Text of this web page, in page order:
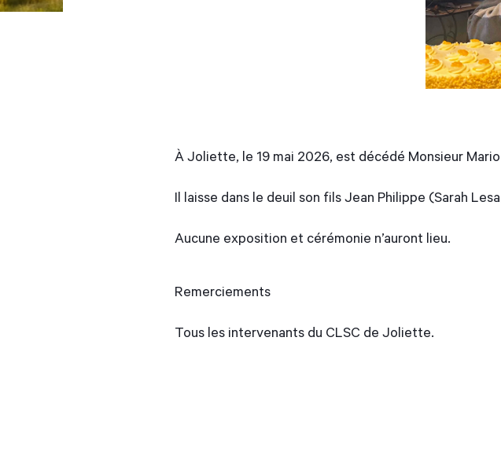
À Joliette, le 19 mai 2026, est décédé Monsieur
Il laisse dans le deuil son fils Jean Philippe (Sarah
Aucune exposition et cérémonie n’auront lieu.
Remerciements
Tous les intervenants du CLSC de Joliette.